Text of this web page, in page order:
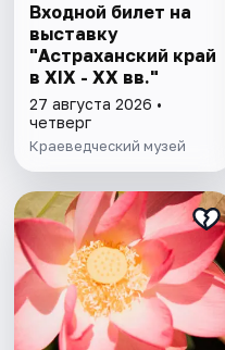
Входной билет на
выставку
"Астраханский край
в XIX - XX вв."
27 августа 2026 •
четверг
Краеведческий музей